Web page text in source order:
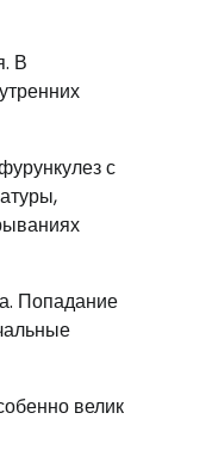
В
с
Попадание
велик